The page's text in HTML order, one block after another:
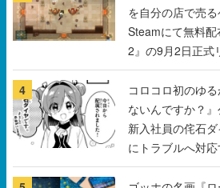
ンペーン
4
コロコロ初のゆ
ないんですか？』
新入社員の侘石
にトラブルへ対
5
ゴッホの名画『
らった傘やトート
日21時より2日間